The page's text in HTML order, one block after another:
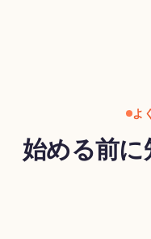
よ
始める前